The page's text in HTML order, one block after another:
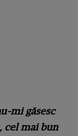
mi găsesc
cel mai bun